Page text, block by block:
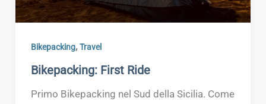
Bikepacking,Travel
Bikepacking: First Ride
Primo Bikepacking nel Sud della Sicilia. Come